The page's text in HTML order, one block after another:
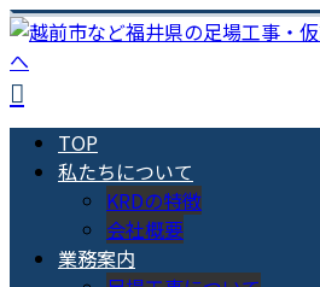
TOP
私たちについて
KRDの特徴
会社概要
業務案内